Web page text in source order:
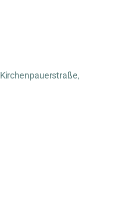
Kirchenpauerstraße,